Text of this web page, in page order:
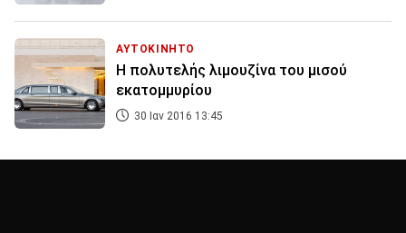
ΑΥΤΟΚΙΝΗΤΟ
H πολυτελής λιμουζίνα του μισού
εκατομμυρίου
30 Ιαν 2016 13:45